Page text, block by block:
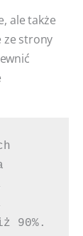
ale także
ze strony
90%.